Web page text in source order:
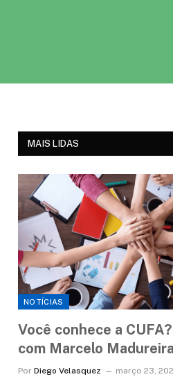
MAIS LIDAS
NOTÍCIAS
Você conhece a
com Marcelo
Por Diego Velasquez março 23,